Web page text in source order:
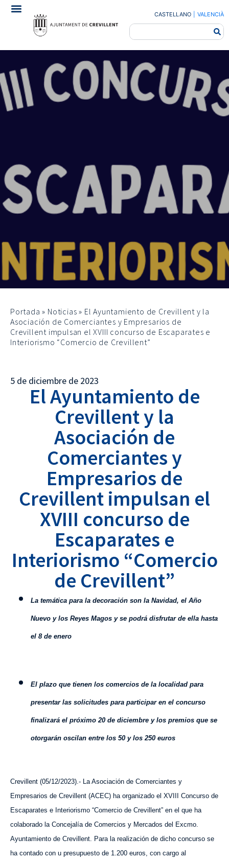
CASTELLANO VALENCIÀ
Portada » Noticias » El Ayuntamiento de Crevillent y la
Asociación de Comerciantes y Empresarios de
Crevillent impulsan el XVIII concurso de Escaparates e
Interiorismo “Comercio de Crevillent”
5 de diciembre de 2023
El Ayuntamiento de
Crevillent y la
Asociación de
Comerciantes y
Empresarios de
Crevillent impulsan el
XVIII concurso de
Escaparates e
Interiorismo “Comercio
de Crevillent”
La temática para la decoración son la Navidad, el Año
Nuevo y los Reyes Magos y se podrá disfrutar de ella hasta
el 8 de enero
El plazo que tienen los comercios de la localidad para
presentar las solicitudes para participar en el concurso
finalizará el próximo 20 de diciembre y los premios que se
otorgarán oscilan entre los 50 y los 250 euros
Crevillent (05/12/2023).- La Asociación de Comerciantes y
Empresarios de Crevillent (ACEC) ha organizado el XVIII Concurso de
Escaparates e Interiorismo “Comercio de Crevillent” en el que ha
colaborado la Concejalía de Comercios y Mercados del Excmo.
Ayuntamiento de Crevillent. Para la realización de dicho concurso se
ha contado con u presupuesto de 1.200 euros, con cargo al